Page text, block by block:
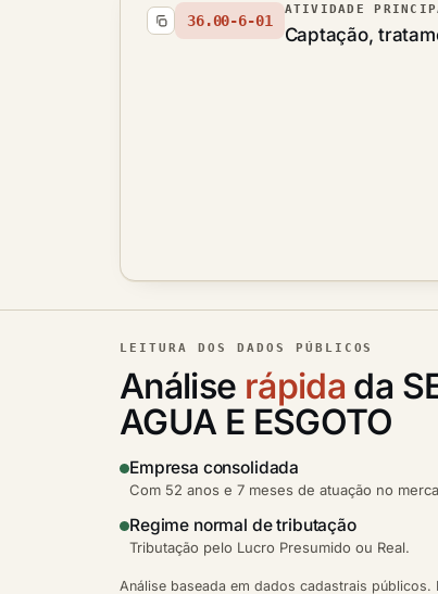
36.00-6-01
ATIVIDADE
Captação,
LEITURA DOS DADOS PÚBLICOS
Análise rápida da
AGUA E ESGOTO
Empresa consolidada
Com 52 anos e 7 meses de atuação no
Regime normal de tributação
Tributação pelo Lucro Presumido ou Real.
Análise baseada em dados cadastrais